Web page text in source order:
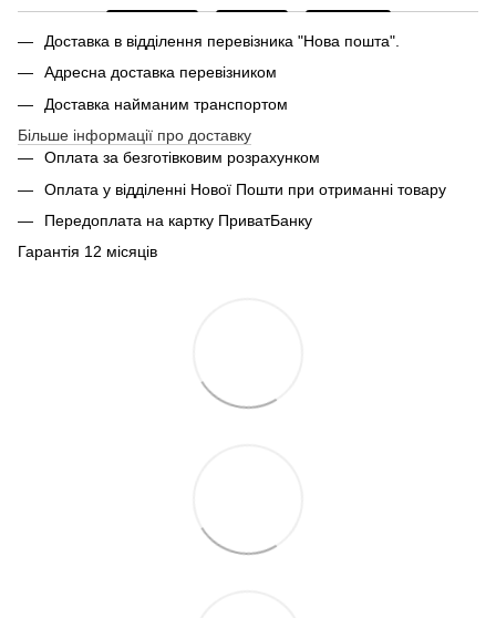
Доставка в відділення перевізника "Нова пошта".
Адресна доставка перевізником
Доставка найманим транспортом
Більше інформації про доставку
Оплата за безготівковим розрахунком
Оплата у відділенні Нової Пошти при отриманні товару
Передоплата на картку ПриватБанку
Гарантія 12 місяців